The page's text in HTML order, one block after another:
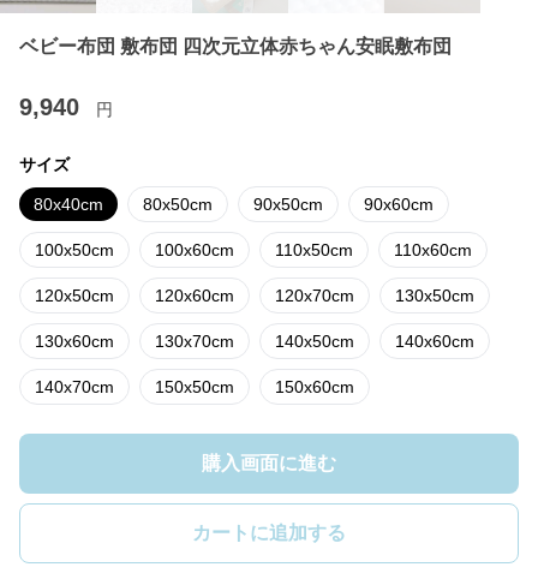
ベビー布団 敷布団 四次元立体赤ちゃん安眠敷布団
9,940 円
サイズ
80x40cm 80x50cm 90x50cm 90x60cm
100x50cm 100x60cm 110x50cm 110x60cm
120x50cm 120x60cm 120x70cm 130x50cm
130x60cm 130x70cm 140x50cm 140x60cm
140x70cm 150x50cm 150x60cm
購入画面に進む
カートに追加する